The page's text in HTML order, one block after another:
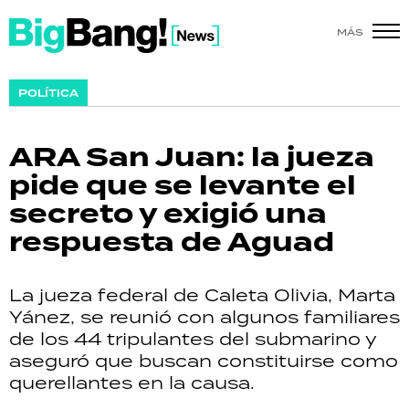
MÁS
POLÍTICA
ARA San Juan: la jueza
pide que se levante el
secreto y exigió una
respuesta de Aguad
La jueza federal de Caleta Olivia, Marta
Yánez, se reunió con algunos familiares
de los 44 tripulantes del submarino y
aseguró que buscan constituirse como
querellantes en la causa.
SHOW
ACTUALIDAD
POLICIALES
ECONOMÍA
GRAN HERMANO
SALUD
DEPORTES